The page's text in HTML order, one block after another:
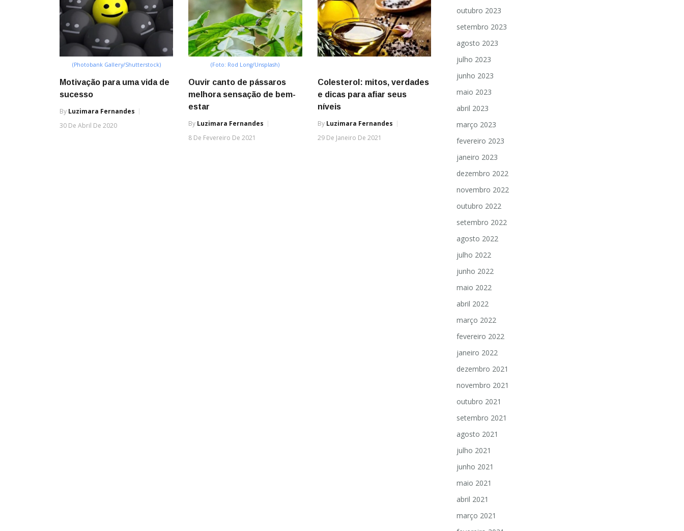
(Photobank Gallery/Shutterstock)
Motivação para uma vida de
sucesso
By Luzimara Fernandes
30 De Abril De 2020
(Foto: Rod Long/Unsplash)
Ouvir canto de pássaros
melhora sensação de bem-
estar
By Luzimara Fernandes
8 De Fevereiro De 2021
Colesterol: mitos, verdades
e dicas para afiar seus
níveis
By Luzimara Fernandes
29 De Janeiro De 2021
outubro 2023
setembro 2023
agosto 2023
julho 2023
junho 2023
maio 2023
abril 2023
março 2023
fevereiro 2023
janeiro 2023
dezembro 2022
novembro 2022
outubro 2022
setembro 2022
agosto 2022
julho 2022
junho 2022
maio 2022
abril 2022
março 2022
fevereiro 2022
janeiro 2022
dezembro 2021
novembro 2021
outubro 2021
setembro 2021
agosto 2021
julho 2021
junho 2021
maio 2021
abril 2021
março 2021